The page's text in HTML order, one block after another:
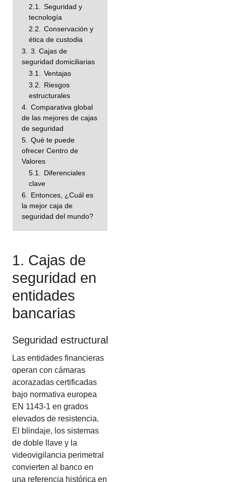
2.1.
Seguridad y
tecnología
2.2.
Conservación y
ética de custodia
3.
3. Cajas de
seguridad domiciliarias
3.1.
Ventajas
3.2.
Riesgos
estructurales
4.
Comparativa global
de las mejores de cajas
de seguridad
5.
Qué te puede
ofrecer Centro de
Valores
5.1.
Diferenciales
clave
6.
Entonces, ¿Cuál es
la mejor caja de
seguridad del mundo?
1. Cajas de
seguridad en
entidades
bancarias
Seguridad estructural
Las entidades financieras
operan con cámaras
acorazadas certificadas
bajo normativa europea
EN 1143-1 en grados
elevados de resistencia.
El blindaje, los sistemas
de doble llave y la
videovigilancia perimetral
convierten al banco en
una referencia histórica en